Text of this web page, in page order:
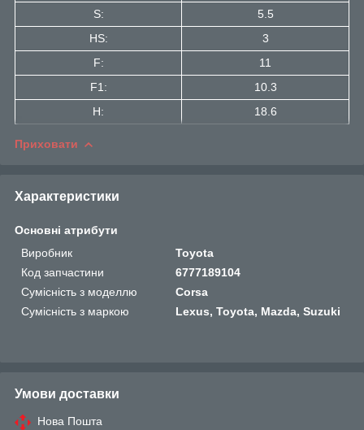
S:
5.5
HS:
3
F:
11
F1:
10.3
H:
18.6
Приховати
Характеристики
Основні атрибути
Виробник
Toyota
Код запчастини
6777189104
Сумісність з моделлю
Corsa
Сумісність з маркою
Lexus, Toyota, Mazda, Suzuki
Умови доставки
Нова Пошта